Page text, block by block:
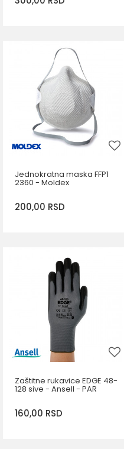
6 10
DODAJ U KORPU
Jednokratna maska FFP1
2360 - Moldex
200,00 RSD
DODAJ U KORPU
Zaštitne rukavice EDGE 48-
128 sive - Ansell - PAR
160,00 RSD